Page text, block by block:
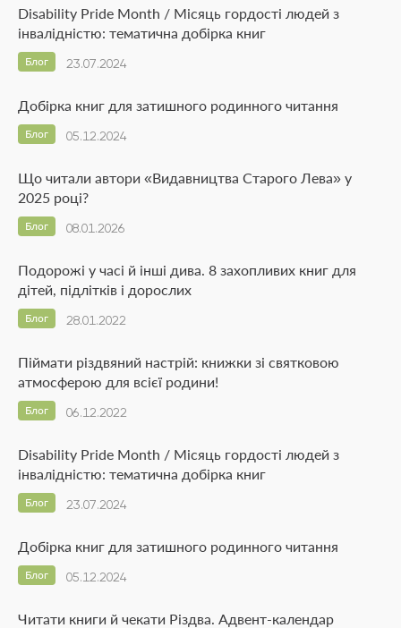
Disability Pride Month / Місяць гордості людей з
інвалідністю: тематична добірка книг
23.07.2024
Блог
Добірка книг для затишного родинного читання
05.12.2024
Блог
Що читали автори «Видавництва Старого Лева» у
2025 році?
08.01.2026
Блог
Подорожі у часі й інші дива. 8 захопливих книг для
дітей, підлітків і дорослих
28.01.2022
Блог
Піймати різдвяний настрій: книжки зі святковою
атмосферою для всієї родини!
06.12.2022
Блог
Disability Pride Month / Місяць гордості людей з
інвалідністю: тематична добірка книг
23.07.2024
Блог
Добірка книг для затишного родинного читання
05.12.2024
Блог
Читати книги й чекати Різдва. Адвент-календар